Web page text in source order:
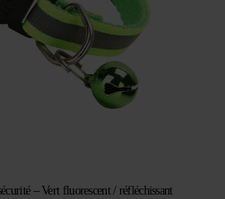
– Vert fluorescent / réfléchissant